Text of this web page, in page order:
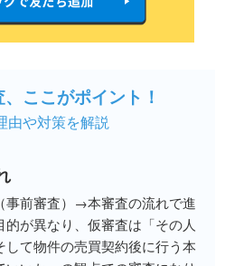
ここがポイント！
由や対策を解説
事前審査）→本審査の流れで進
が異なり、仮審査は「その人
て物件の売買契約後に行う本